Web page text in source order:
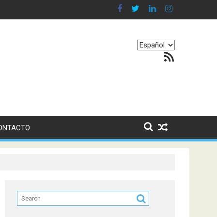
nuestro equilibrio emocional
Elegir
Feed RSS